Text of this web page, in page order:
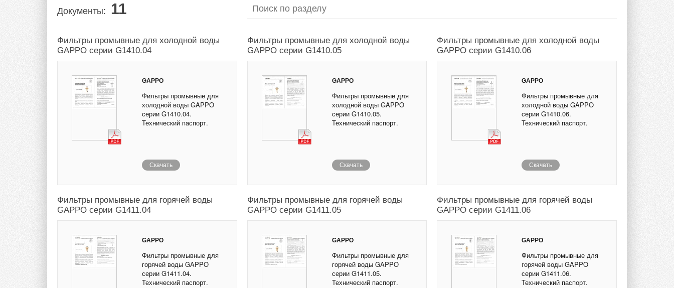
Документы: 11
Фильтры промывные для холодной воды
GAPPO серии G1410.04
GAPPO
Фильтры промывные для
холодной воды GAPPO
серии G1410.04.
Технический паспорт.
Скачать
Фильтры промывные для холодной воды
GAPPO серии G1410.05
GAPPO
Фильтры промывные для
холодной воды GAPPO
серии G1410.05.
Технический паспорт.
Скачать
Фильтры промывные для холодной воды
GAPPO серии G1410.06
GAPPO
Фильтры промывные для
холодной воды GAPPO
серии G1410.06.
Технический паспорт.
Скачать
Фильтры промывные для горячей воды
GAPPO серии G1411.04
GAPPO
Фильтры промывные для
горячей воды GAPPO
серии G1411.04.
Технический паспорт.
Фильтры промывные для горячей воды
GAPPO серии G1411.05
GAPPO
Фильтры промывные для
горячей воды GAPPO
серии G1411.05.
Технический паспорт.
Фильтры промывные для горячей воды
GAPPO серии G1411.06
GAPPO
Фильтры промывные для
горячей воды GAPPO
серии G1411.06.
Технический паспорт.